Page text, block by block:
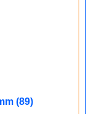
(89)